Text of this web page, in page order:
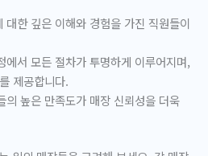
대한 깊은 이해와 경험을 가진 직원들이
에서 모든 절차가 투명하게 이루어지며,
제공합니다.
의 높은 만족도가 매장 신뢰성을 더욱